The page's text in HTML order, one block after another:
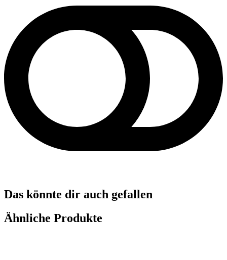
Das könnte dir auch gefallen
Ähnliche Produkte